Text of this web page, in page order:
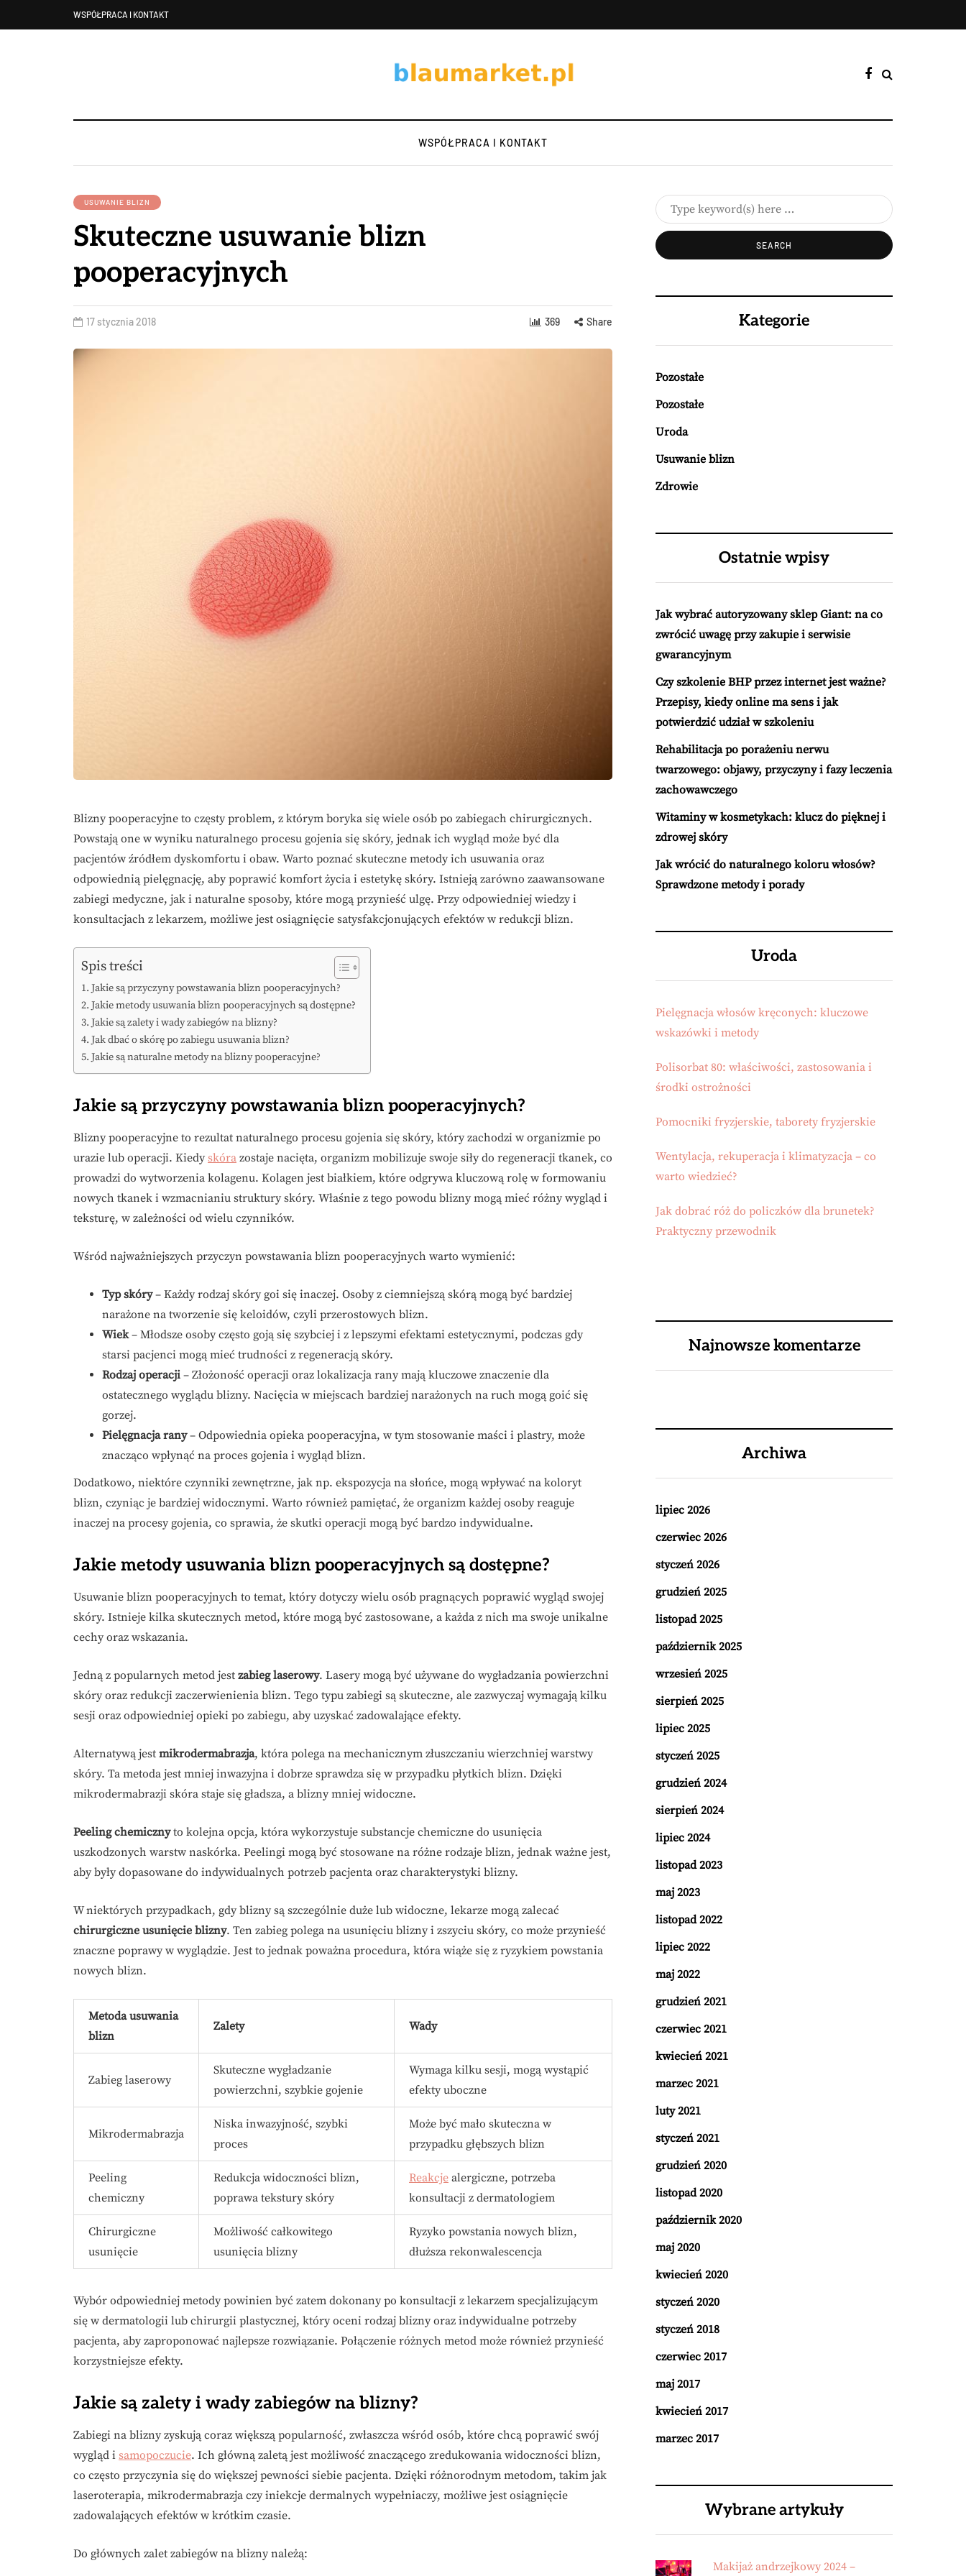
WSPÓŁPRACA I KONTAKT
WSPÓŁPRACA I KONTAKT
USUWANIE BLIZN
Skuteczne usuwanie blizn
pooperacyjnych
17 stycznia 2018 369 Share
Blizny pooperacyjne to częsty problem, z którym boryka się wiele osób po zabiegach chirurgicznych.
Powstają one w wyniku naturalnego procesu gojenia się skóry, jednak ich wygląd może być dla
pacjentów źródłem dyskomfortu i obaw. Warto poznać skuteczne metody ich usuwania oraz
odpowiednią pielęgnację, aby poprawić komfort życia i estetykę skóry. Istnieją zarówno zaawansowane
zabiegi medyczne, jak i naturalne sposoby, które mogą przynieść ulgę. Przy odpowiedniej wiedzy i
konsultacjach z lekarzem, możliwe jest osiągnięcie satysfakcjonujących efektów w redukcji blizn.
Spis treści
Jakie są przyczyny powstawania blizn pooperacyjnych?
Jakie metody usuwania blizn pooperacyjnych są dostępne?
Jakie są zalety i wady zabiegów na blizny?
Jak dbać o skórę po zabiegu usuwania blizn?
Jakie są naturalne metody na blizny pooperacyjne?
Jakie są przyczyny powstawania blizn pooperacyjnych?
Blizny pooperacyjne to rezultat naturalnego procesu gojenia się skóry, który zachodzi w organizmie po
urazie lub operacji. Kiedy skóra zostaje nacięta, organizm mobilizuje swoje siły do regeneracji tkanek, co
prowadzi do wytworzenia kolagenu. Kolagen jest białkiem, które odgrywa kluczową rolę w formowaniu
nowych tkanek i wzmacnianiu struktury skóry. Właśnie z tego powodu blizny mogą mieć różny wygląd i
teksturę, w zależności od wielu czynników.
Wśród najważniejszych przyczyn powstawania blizn pooperacyjnych warto wymienić:
Typ skóry– Każdy rodzaj skóry goi się inaczej. Osoby z ciemniejszą skórą mogą być bardziej
narażone na tworzenie się keloidów, czyli przerostowych blizn.
Wiek– Młodsze osoby często goją się szybciej i z lepszymi efektami estetycznymi, podczas gdy
starsi pacjenci mogą mieć trudności z regeneracją skóry.
Rodzaj operacji – Złożoność operacji oraz lokalizacja rany mają kluczowe znaczenie dla
ostatecznego wyglądu blizny. Nacięcia w miejscach bardziej narażonych na ruch mogą goić się
gorzej.
Pielęgnacja rany– Odpowiednia opieka pooperacyjna, w tym stosowanie maści i plastry, może
znacząco wpłynąć na proces gojenia i wygląd blizn.
Dodatkowo, niektóre czynniki zewnętrzne, jak np. ekspozycja na słońce, mogą wpływać na koloryt
blizn, czyniąc je bardziej widocznymi. Warto również pamiętać, że organizm każdej osoby reaguje
inaczej na procesy gojenia, co sprawia, że skutki operacji mogą być bardzo indywidualne.
Jakie metody usuwania blizn pooperacyjnych są dostępne?
Usuwanie blizn pooperacyjnych to temat, który dotyczy wielu osób pragnących poprawić wygląd swojej
skóry. Istnieje kilka skutecznych metod, które mogą być zastosowane, a każda z nich ma swoje unikalne
cechy oraz wskazania.
Jedną z popularnych metod jest zabieg laserowy. Lasery mogą być używane do wygładzania powierzchni
skóry oraz redukcji zaczerwienienia blizn. Tego typu zabiegi są skuteczne, ale zazwyczaj wymagają kilku
sesji oraz odpowiedniej opieki po zabiegu, aby uzyskać zadowalające efekty.
Alternatywą jest mikrodermabrazja, która polega na mechanicznym złuszczaniu wierzchniej warstwy
skóry. Ta metoda jest mniej inwazyjna i dobrze sprawdza się w przypadku płytkich blizn. Dzięki
mikrodermabrazji skóra staje się gładsza, a blizny mniej widoczne.
Peeling chemicznyto kolejna opcja, która wykorzystuje substancje chemiczne do usunięcia
uszkodzonych warstw naskórka. Peelingi mogą być stosowane na różne rodzaje blizn, jednak ważne jest,
aby były dopasowane do indywidualnych potrzeb pacjenta oraz charakterystyki blizny.
W niektórych przypadkach, gdy blizny są szczególnie duże lub widoczne, lekarze mogą zalecać
chirurgiczne usunięcie blizny. Ten zabieg polega na usunięciu blizny i zszyciu skóry, co może przynieść
znaczne poprawy w wyglądzie. Jest to jednak poważna procedura, która wiąże się z ryzykiem powstania
nowych blizn.
Metoda usuwania
blizn
Zalety Wady
Zabieg laserowy
Skuteczne wygładzanie
powierzchni, szybkie gojenie
Wymaga kilku sesji, mogą wystąpić
efekty uboczne
Mikrodermabrazja
Niska inwazyjność, szybki
proces
Może być mało skuteczna w
przypadku głębszych blizn
Peeling
chemiczny
Redukcja widoczności blizn,
poprawa tekstury skóry
Reakcje alergiczne, potrzeba
konsultacji z dermatologiem
Chirurgiczne
usunięcie
Możliwość całkowitego
usunięcia blizny
Ryzyko powstania nowych blizn,
dłuższa rekonwalescencja
Wybór odpowiedniej metody powinien być zatem dokonany po konsultacji z lekarzem specjalizującym
się w dermatologii lub chirurgii plastycznej, który oceni rodzaj blizny oraz indywidualne potrzeby
pacjenta, aby zaproponować najlepsze rozwiązanie. Połączenie różnych metod może również przynieść
korzystniejsze efekty.
Jakie są zalety i wady zabiegów na blizny?
Zabiegi na blizny zyskują coraz większą popularność, zwłaszcza wśród osób, które chcą poprawić swój
wygląd i samopoczucie. Ich główną zaletą jest możliwość znaczącego zredukowania widoczności blizn,
co często przyczynia się do większej pewności siebie pacjenta. Dzięki różnorodnym metodom, takim jak
laseroterapia, mikrodermabrazja czy iniekcje dermalnych wypełniaczy, możliwe jest osiągnięcie
zadowalających efektów w krótkim czasie.
Do głównych zalet zabiegów na blizny należą:
Kategorie
Pozostałe
Pozostałe
Uroda
Usuwanie blizn
Zdrowie
Ostatnie wpisy
Jak wybrać autoryzowany sklep Giant: na co
zwrócić uwagę przy zakupie i serwisie
gwarancyjnym
Czy szkolenie BHP przez internet jest ważne?
Przepisy, kiedy online ma sens i jak
potwierdzić udział w szkoleniu
Rehabilitacja po porażeniu nerwu
twarzowego: objawy, przyczyny i fazy leczenia
zachowawczego
Witaminy w kosmetykach: klucz do pięknej i
zdrowej skóry
Jak wrócić do naturalnego koloru włosów?
Sprawdzone metody i porady
Uroda
Pielęgnacja włosów kręconych: kluczowe
wskazówki i metody
Polisorbat 80: właściwości, zastosowania i
środki ostrożności
Pomocniki fryzjerskie, taborety fryzjerskie
Wentylacja, rekuperacja i klimatyzacja – co
warto wiedzieć?
Jak dobrać róż do policzków dla brunetek?
Praktyczny przewodnik
Najnowsze komentarze
Archiwa
lipiec 2026
czerwiec 2026
styczeń 2026
grudzień 2025
listopad 2025
październik 2025
wrzesień 2025
sierpień 2025
lipiec 2025
styczeń 2025
grudzień 2024
sierpień 2024
lipiec 2024
listopad 2023
maj 2023
listopad 2022
lipiec 2022
maj 2022
grudzień 2021
czerwiec 2021
kwiecień 2021
marzec 2021
luty 2021
styczeń 2021
grudzień 2020
listopad 2020
październik 2020
maj 2020
kwiecień 2020
styczeń 2020
styczeń 2018
czerwiec 2017
maj 2017
kwiecień 2017
marzec 2017
Wybrane artykuły
Makijaż andrzejkowy 2024 –